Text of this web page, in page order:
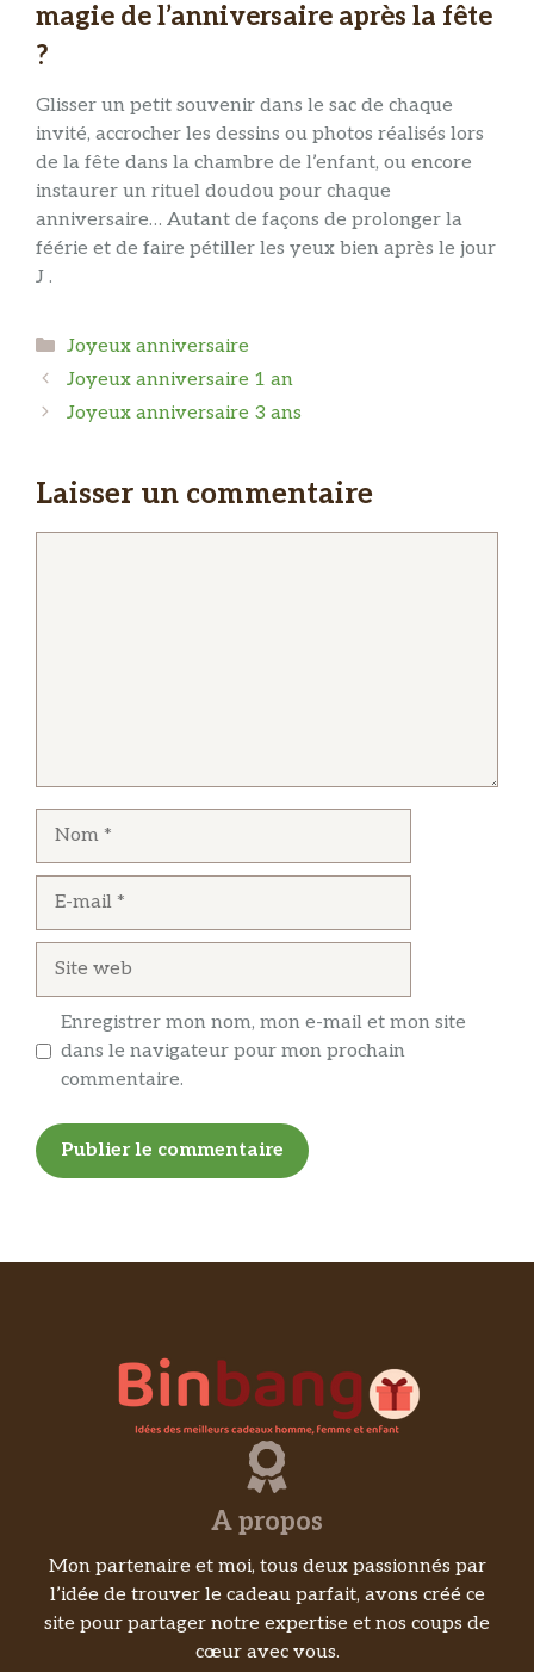
magie de l’anniversaire après la fête
?
Glisser un petit souvenir dans le sac de chaque
invité, accrocher les dessins ou photos réalisés lors
de la fête dans la chambre de l’enfant, ou encore
instaurer un rituel doudou pour chaque
anniversaire… Autant de façons de prolonger la
féérie et de faire pétiller les yeux bien après le jour
J .
Catégories
Joyeux anniversaire
Joyeux anniversaire 1 an
Joyeux anniversaire 3 ans
Laisser un commentaire
Enregistrer mon nom, mon e-mail et mon site
dans le navigateur pour mon prochain
commentaire.
A propos
Mon partenaire et moi, tous deux passionnés par
l’idée de trouver le cadeau parfait, avons créé ce
site pour partager notre expertise et nos coups de
cœur avec vous.